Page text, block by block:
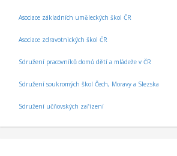
Asociace základních uměleckých škol ČR
Asociace zdravotnických škol ČR
Sdružení pracovníků domů dětí a mládeže v ČR
Sdružení soukromých škol Čech, Moravy a Slezska
Sdružení učňovských zařízení